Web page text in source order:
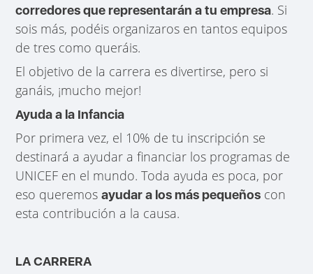
corredores que representarán a tu empresa. Si
sois más, podéis organizaros en tantos equipos
de tres como queráis.
El objetivo de la carrera es divertirse, pero si
ganáis, ¡mucho mejor!
Ayuda a la Infancia
Por primera vez, el 10% de tu inscripción se
destinará a ayudar a financiar los programas de
UNICEF en el mundo. Toda ayuda es poca, por
eso queremosayudar a los más pequeños con
esta contribución a la causa.
LA CARRERA